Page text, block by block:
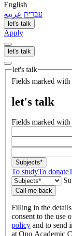
English
עברית عربيه
let's talk
Apply
let's talk
let's talk
Fields marked with
let's talk
Fields marked
Subjects*
To studyTo donate
Call me back
Filling in the
consent to the use
policy and to send
at Ono Academic